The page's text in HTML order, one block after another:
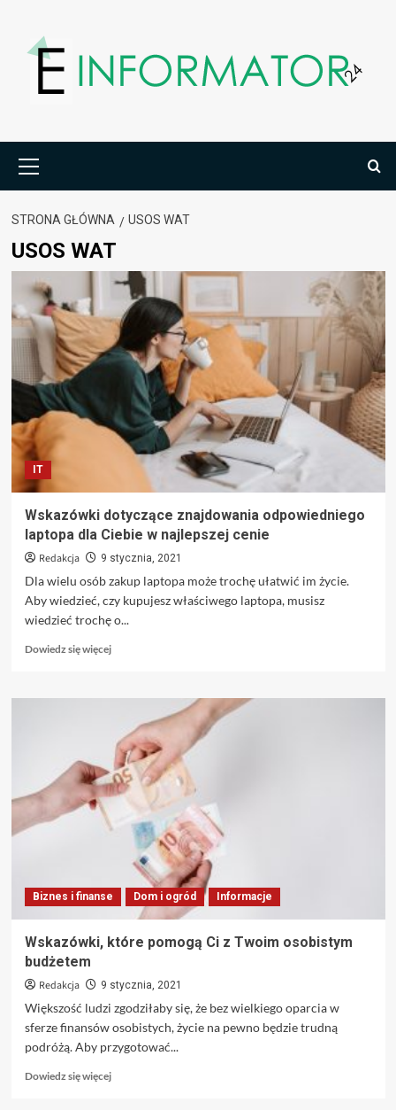
treści
główne
STRONA GŁÓWNA USOS WAT
USOS WAT
IT
Wskazówki dotyczące znajdowania odpowiedniego
laptopa dla Ciebie w najlepszej cenie
Redakcja 9 stycznia, 2021
Dla wielu osób zakup laptopa może trochę ułatwić im życie.
Aby wiedzieć, czy kupujesz właściwego laptopa, musisz
wiedzieć trochę o...
Dowiedz się więcejDowiedz
o
Wskazówki
dotyczące
znajdowania
odpowiedniego
laptopa
dla
w
najlepszej
cenie
Biznes i finanse Dom i ogród Informacje
Wskazówki, które pomogą Ci z Twoim osobistym
budżetem
Redakcja 9 stycznia, 2021
Większość ludzi zgodziłaby się, że bez wielkiego oparcia w
sferze finansów osobistych, życie na pewno będzie trudną
podróżą. Aby przygotować...
Dowiedz się więcejDowiedz